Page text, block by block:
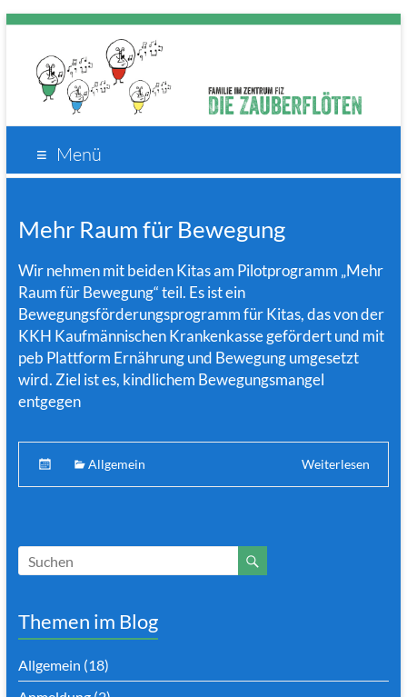
Die
Zauberflöten
Deutschen
Oper
Menü
Mehr Raum für Bewegung
Wir nehmen mit beiden Kitas am Pilotprogramm „Mehr
Raum für Bewegung“ teil. Es ist ein
Bewegungsförderungsprogramm für Kitas, das von der
KKH Kaufmännischen Krankenkasse gefördert und mit
peb Plattform Ernährung und Bewegung umgesetzt
wird. Ziel ist es, kindlichem Bewegungsmangel
entgegen
Allgemein Weiterlesen
Themen im Blog
Allgemein (18)